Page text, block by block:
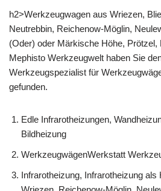
h2>Werkzeugwagen aus Wriezen,
Neutrebbin, Reichenow-Möglin,
(Oder) oder Märkische Höhe,
Mephisto Werkzeugwelt haben Sie
Werkzeugspezialist für
gefunden.
Edle Infrarotheizungen,
Bildheizung
WerkzeugwägenWerkstatt
Infrarotheizung, Infrarotheizung